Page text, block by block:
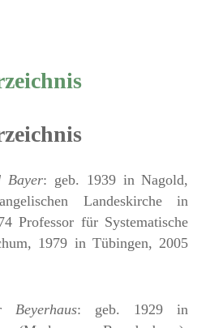
Bayer: geb. 1939 in Nagold,
Landeskirche in
Professor für Systematische
1979 in Tübingen, 2005
: geb. 1929 in